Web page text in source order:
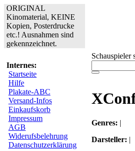
ORIGINAL
Kinomaterial, KEINE
Kopien, Posterdrucke
etc.! Ausnahmen sind
gekennzeichnet.
Internes:
Startseite
Hilfe
Plakate-ABC
Versand-Infos
Einkaufskorb
Impressum
AGB
Widerufsbelehrung
Datenschutzerklärung
Schauspieler
Genres: |
Darsteller: |